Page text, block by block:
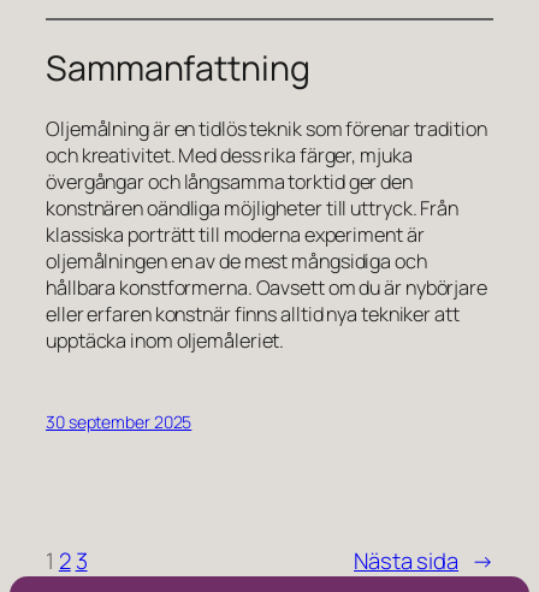
Sammanfattning
Oljemålning är en tidlös teknik som förenar tradition
och kreativitet. Med dess rika färger, mjuka
övergångar och långsamma torktid ger den
konstnären oändliga möjligheter till uttryck. Från
klassiska porträtt till moderna experiment är
oljemålningen en av de mest mångsidiga och
hållbara konstformerna. Oavsett om du är nybörjare
eller erfaren konstnär finns alltid nya tekniker att
upptäcka inom oljemåleriet.
30 september 2025
1 2 3 Nästa sida →